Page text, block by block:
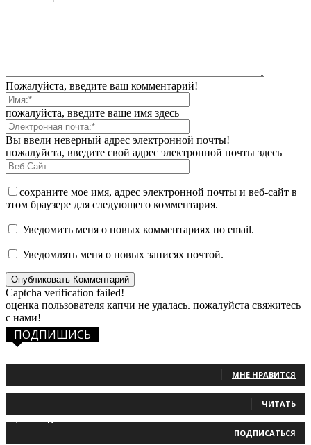
Пожалуйста, введите ваш комментарий!
пожалуйста, введите ваше имя здесь
Вы ввели неверный адрес электронной почты!
пожалуйста, введите свой адрес электронной почты здесь
сохраните мое имя, адрес электронной почты и веб-сайт в
этом браузере для следующего комментария.
Уведомить меня о новых комментариях по email.
Уведомлять меня о новых записях почтой.
Captcha verification failed!
оценка пользователя капчи не удалась. пожалуйста свяжитесь
с нами!
ПОДПИШИСЬ
МНЕ НРАВИТСЯ
131 Читатели
ЧИТАТЬ
2,660 Подписчики
ПОДПИСАТЬСЯ